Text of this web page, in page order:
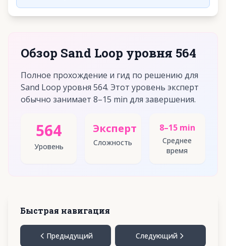
Обзор Sand Loop уровня 564
Полное прохождение и гид по решению для
Sand Loop уровня 564. Этот уровень эксперт
обычно занимает 8–15 min для завершения.
564
Уровень
Эксперт
Сложность
8–15 min
Среднее
время
Быстрая навигация
Предыдущий Следующий